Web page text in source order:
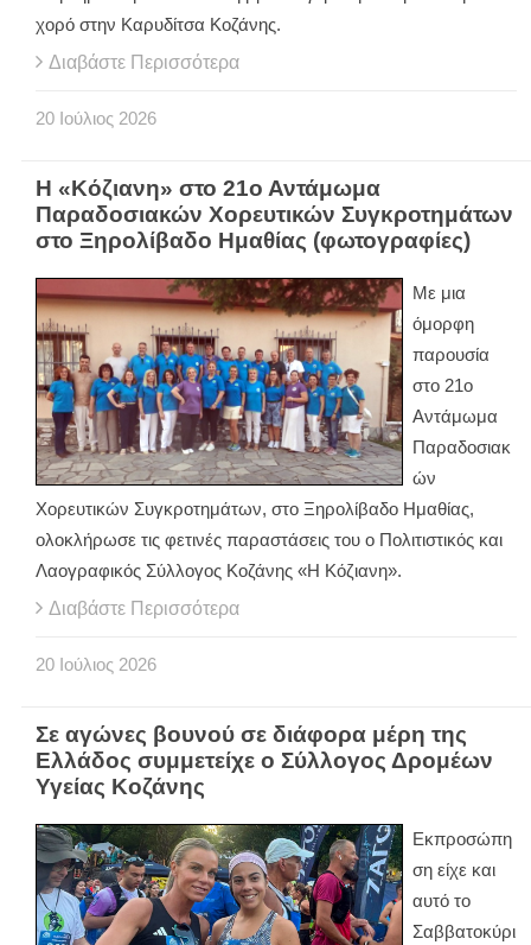
χορό στην Καρυδίτσα Κοζάνης.
Διαβάστε Περισσότερα
20 Ιούλιος 2026
Η «Κόζιανη» στο 21ο Αντάμωμα
Παραδοσιακών Χορευτικών Συγκροτημάτων
στο Ξηρολίβαδο Ημαθίας (φωτογραφίες)
Με μια
όμορφη
παρουσία
στο 21ο
Αντάμωμα
Παραδοσιακ
ών
Χορευτικών Συγκροτημάτων, στο Ξηρολίβαδο Ημαθίας,
ολοκλήρωσε τις φετινές παραστάσεις του ο Πολιτιστικός και
Λαογραφικός Σύλλογος Κοζάνης «Η Κόζιανη».
Διαβάστε Περισσότερα
20 Ιούλιος 2026
Σε αγώνες βουνού σε διάφορα μέρη της
Ελλάδος συμμετείχε ο Σύλλογος Δρομέων
Υγείας Κοζάνης
Εκπροσώπη
ση είχε και
αυτό το
Σαββατοκύρι